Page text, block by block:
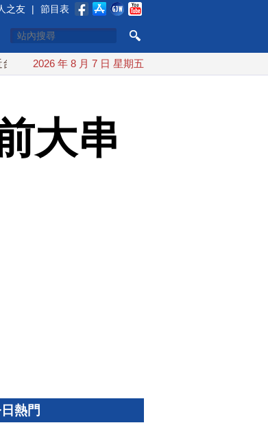
之友 | 節目表
日可能登陸中國 台灣漢光首結合城鎮演習 AIT連續
2026 年 8 月 7 日 星期五
大串
熱門